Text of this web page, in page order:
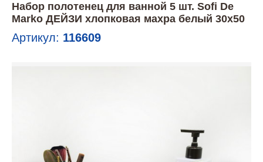
Набор полотенец для ванной 5 шт. Sofi De
Marko ДЕЙЗИ хлопковая махра белый 30х50
Артикул: 116609